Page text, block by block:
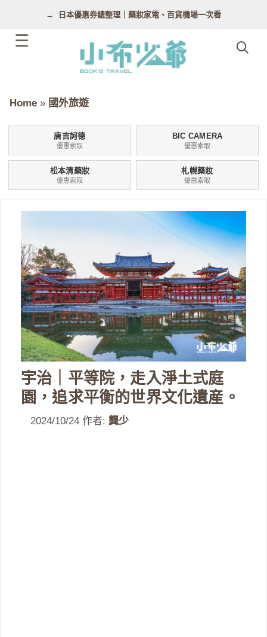
日本優惠券總整理｜藥妝家電、百貨機場一次看
Home » 國外旅遊
唐吉訶德
優惠索取
BIC CAMERA
優惠索取
松本清藥妝
優惠索取
札幌藥妝
優惠索取
宇治｜平等院，走入淨土式庭
園，追求平衡的世界文化遺産。
2024/10/24 作者: 龔少